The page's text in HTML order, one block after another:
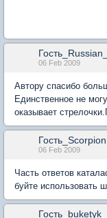
06 Feb 2009
Автору спасибо
Единственное не
оказывает
06 Feb 2009
Часть ответов
буйте использовать